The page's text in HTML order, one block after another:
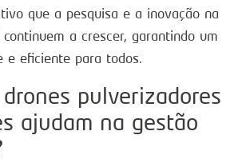
que a pesquisa e a inovação na
a crescer, garantindo um
e eficiente para todos.
pulverizadores
ajudam na gestão